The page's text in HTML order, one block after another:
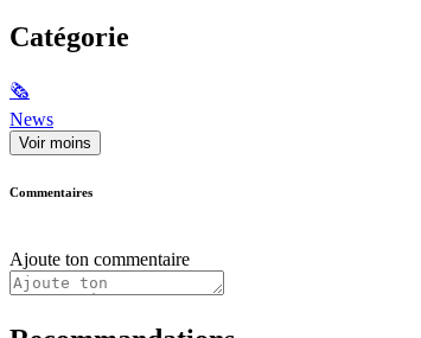
Catégorie
🗞
News
Voir moins
Commentaires
Ajoute ton commentaire